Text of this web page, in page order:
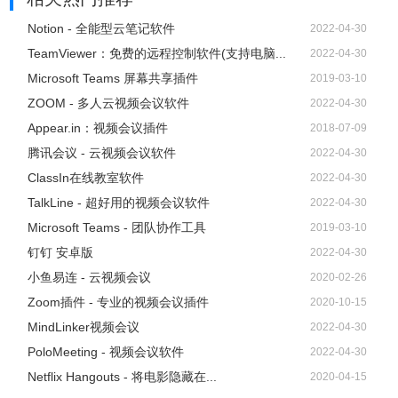
12、在线文档支持 Markdown 语法编辑。点击文档右下角
【？】- 快捷键即可查看快捷键和 Markdown 语法规则。
Notion - 全能型云笔记软件 2022-04-30
TeamViewer：免费的远程控制软件(支持电脑... 2022-04-30
Microsoft Teams 屏幕共享插件 2019-03-10
ZOOM - 多人云视频会议软件 2022-04-30
Appear.in：视频会议插件 2018-07-09
腾讯会议 - 云视频会议软件 2022-04-30
ClassIn在线教室软件 2022-04-30
TalkLine - 超好用的视频会议软件 2022-04-30
Microsoft Teams - 团队协作工具 2019-03-10
钉钉 安卓版 2022-04-30
小鱼易连 - 云视频会议 2020-02-26
Zoom插件 - 专业的视频会议插件 2020-10-15
MindLinker视频会议 2022-04-30
PoloMeeting - 视频会议软件 2022-04-30
Netflix Hangouts - 将电影隐藏在... 2020-04-15